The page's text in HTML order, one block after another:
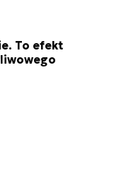
To efekt